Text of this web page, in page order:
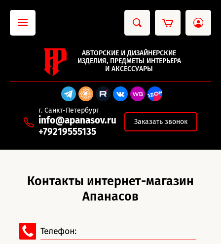
АВТОРСКИЕ И ДИЗАЙНЕРСКИЕ
ИЗДЕЛИЯ, ПРЕДМЕТЫ ИНТЕРЬЕРА
И АКСЕССУАРЫ
г. Санкт-Петербург
info@apanasov.ru
+79219555135
Заказать звонок
Контакты интернет-магазин
Апанасов
Телефон: